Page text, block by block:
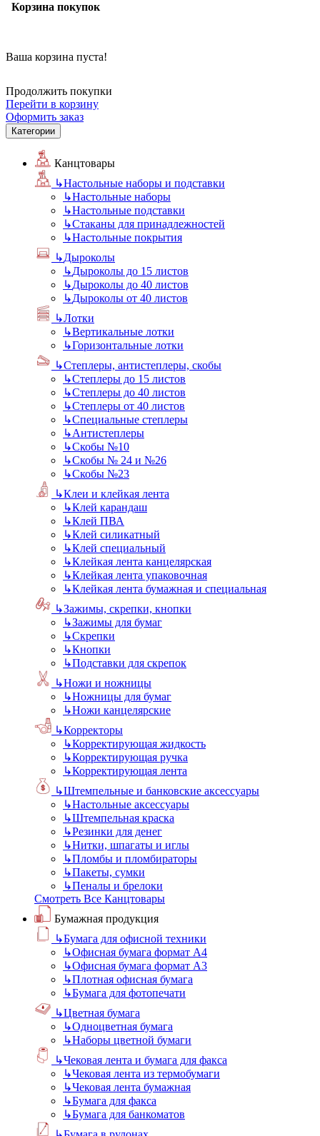
Корзина покупок
Ваша корзина пуста!
Продолжить покупки
Перейти в корзину
Оформить заказ
Категории
Канцтовары
↳Настольные наборы и подставки
↳Настольные наборы
↳Настольные подставки
↳Стаканы для принадлежностей
↳Настольные покрытия
↳Дыроколы
↳Дыроколы до 15 листов
↳Дыроколы до 40 листов
↳Дыроколы от 40 листов
↳Лотки
↳Вертикальные лотки
↳Горизонтальные лотки
↳Степлеры, антистеплеры, скобы
↳Степлеры до 15 листов
↳Степлеры до 40 листов
↳Степлеры от 40 листов
↳Специальные степлеры
↳Антистеплеры
↳Скобы №10
↳Скобы № 24 и №26
↳Скобы №23
↳Клеи и клейкая лента
↳Клей карандаш
↳Клей ПВА
↳Клей силикатный
↳Клей специальный
↳Клейкая лента канцелярская
↳Клейкая лента упаковочная
↳Клейкая лента бумажная и специальная
↳Зажимы, скрепки, кнопки
↳Зажимы для бумаг
↳Скрепки
↳Кнопки
↳Подставки для скрепок
↳Ножи и ножницы
↳Ножницы для бумаг
↳Ножи канцелярские
↳Корректоры
↳Корректирующая жидкость
↳Корректирующая ручка
↳Корректирующая лента
↳Штемпельные и банковские аксессуары
↳Настольные аксессуары
↳Штемпельная краска
↳Резинки для денег
↳Нитки, шпагаты и иглы
↳Пломбы и пломбираторы
↳Пакеты, сумки
↳Пеналы и брелоки
Смотреть Все Канцтовары
Бумажная продукция
↳Бумага для офисной техники
↳Офисная бумага формат А4
↳Офисная бумага формат А3
↳Плотная офисная бумага
↳Бумага для фотопечати
↳Цветная бумага
↳Одноцветная бумага
↳Наборы цветной бумаги
↳Чековая лента и бумага для факса
↳Чековая лента из термобумаги
↳Чековая лента бумажная
↳Бумага для факса
↳Бумага для банкоматов